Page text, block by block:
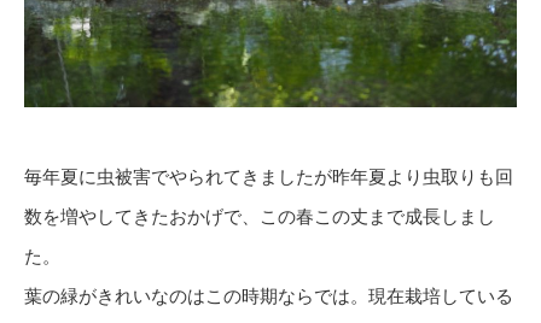
毎年夏に虫被害でやられてきましたが昨年夏より虫取りも回
数を増やしてきたおかげで、この春この丈まで成長しまし
た。
葉の緑がきれいなのはこの時期ならでは。現在栽培している